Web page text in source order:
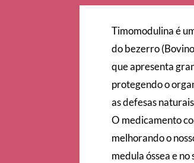
Timomodulina é
do bezerro
que apresenta
protegendo o
as defesas
O medicamento
melhorando o
medula óssea e